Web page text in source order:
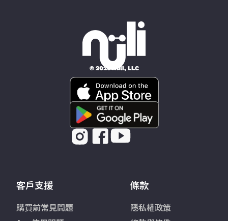
© 2026 Nüli, LLC
客戶支援
購買前常見問題
條款
隱私權政策